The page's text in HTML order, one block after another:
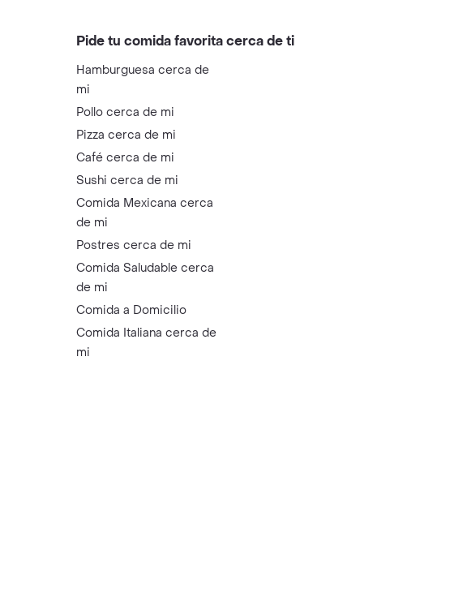
Pide tu comida favorita cerca de ti
Hamburguesa cerca de
mi
Pollo cerca de mi
Pizza cerca de mi
Café cerca de mi
Sushi cerca de mi
Comida Mexicana cerca
de mi
Postres cerca de mi
Comida Saludable cerca
de mi
Comida a Domicilio
Comida Italiana cerca de
mi